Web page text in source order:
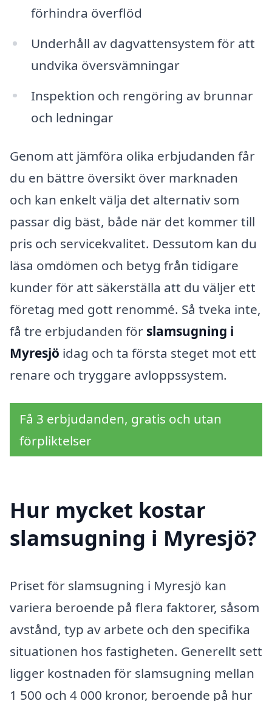
förhindra överflöd
Underhåll av dagvattensystem för att
undvika översvämningar
Inspektion och rengöring av brunnar
och ledningar
Genom att jämföra olika erbjudanden får
du en bättre översikt över marknaden
och kan enkelt välja det alternativ som
passar dig bäst, både när det kommer till
pris och servicekvalitet. Dessutom kan du
läsa omdömen och betyg från tidigare
kunder för att säkerställa att du väljer ett
företag med gott renommé. Så tveka inte,
få tre erbjudanden för slamsugning i
Myresjö idag och ta första steget mot ett
renare och tryggare avloppssystem.
Få 3 erbjudanden, gratis och utan
förpliktelser
Hur mycket kostar
slamsugning i Myresjö?
Priset för slamsugning i Myresjö kan
variera beroende på flera faktorer, såsom
avstånd, typ av arbete och den specifika
situationen hos fastigheten. Generellt sett
ligger kostnaden för slamsugning mellan
1 500 och 4 000 kronor, beroende på hur